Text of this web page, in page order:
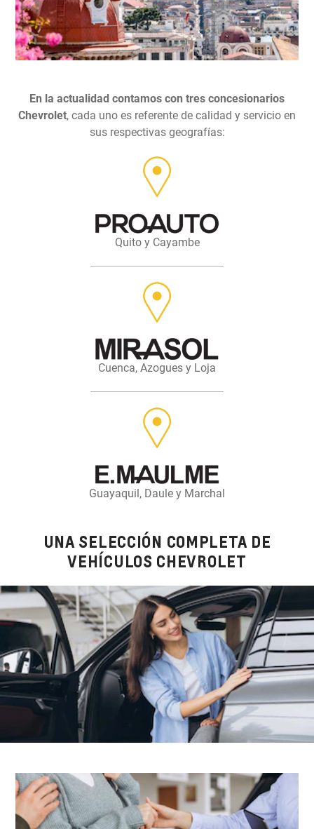
En la actualidad contamos con tres concesionarios
Chevrolet, cada uno es referente de calidad y servicio en
sus respectivas geografías:
Quito y Cayambe
Cuenca, Azogues y Loja
Guayaquil, Daule y Marchal
UNA SELECCIÓN COMPLETA DE
VEHÍCULOS CHEVROLET